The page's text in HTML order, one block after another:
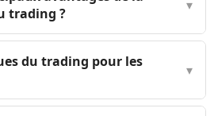
trading ?
▾
du trading pour les
▾